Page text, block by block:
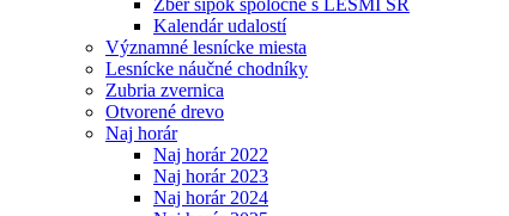
Kalendár udalostí
Významné lesnícke miesta
Lesnícke náučné chodníky
Zubria zvernica
Otvorené drevo
Naj horár
Naj horár 2022
Naj horár 2023
Naj horár 2024